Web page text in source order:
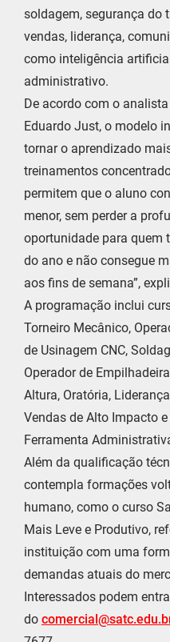
soldagem, segurança do
vendas, liderança,
como inteligência
administrativo.
De acordo com o
Eduardo Just, o modelo
tornar o aprendizado
treinamentos
permitem que o aluno
menor, sem perder a
oportunidade para quem
do ano e não consegue
aos fins de semana”,
A programação inclui
Torneiro Mecânico,
de Usinagem CNC,
Operador de
Altura, Oratória,
Vendas de Alto Impacto
Ferramenta
Além da qualificação
contempla formações
humano, como o curso
Mais Leve e Produtivo,
instituição com uma
demandas atuais do
Interessados podem
do